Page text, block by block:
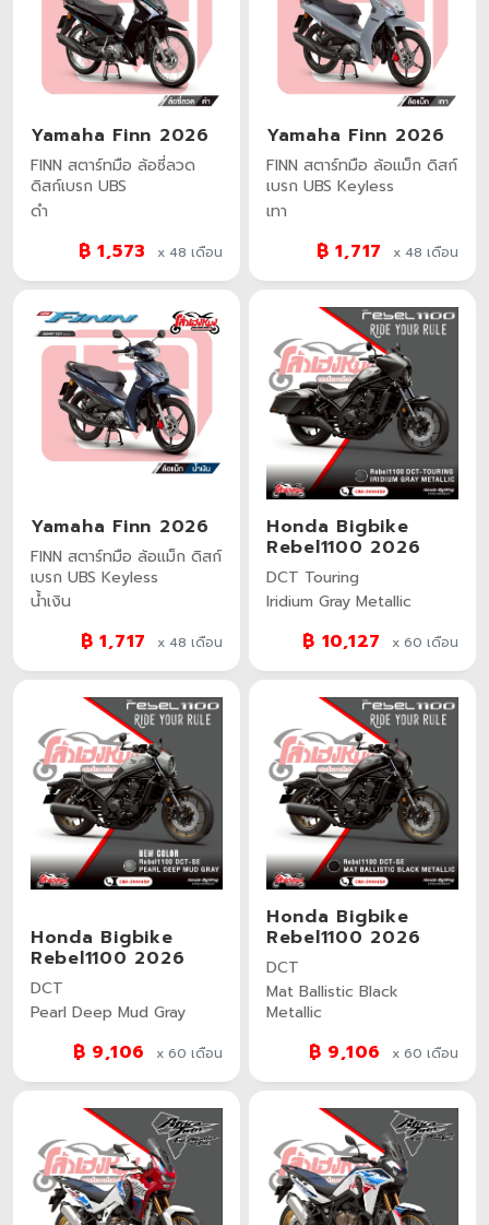
Yamaha Finn 2026
FINN สตาร์ทมือ ล้อซี่ลวด
ดิสก์เบรก UBS
ดำ
฿ 1,573 x 48 เดือน
Yamaha Finn 2026
FINN สตาร์ทมือ ล้อแม็ก ดิสก์
เบรก UBS Keyless
เทา
฿ 1,717 x 48 เดือน
Yamaha Finn 2026
FINN สตาร์ทมือ ล้อแม็ก ดิสก์
เบรก UBS Keyless
น้ำเงิน
฿ 1,717 x 48 เดือน
Honda Bigbike
Rebel1100 2026
DCT Touring
Iridium Gray Metallic
฿ 10,127 x 60 เดือน
Honda Bigbike
Rebel1100 2026
DCT
Pearl Deep Mud Gray
฿ 9,106 x 60 เดือน
Honda Bigbike
Rebel1100 2026
DCT
Mat Ballistic Black
Metallic
฿ 9,106 x 60 เดือน